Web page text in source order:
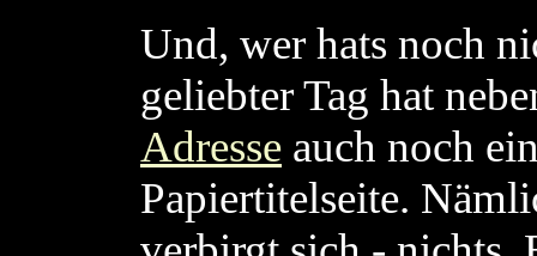
Und, wer hats noch
geliebter Tag hat
Adresse auch noch
Papiertitelseite.